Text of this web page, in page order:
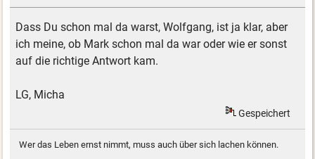
Dass Du schon mal da warst, Wolfgang, ist ja klar, aber
ich meine, ob Mark schon mal da war oder wie er sonst
auf die richtige Antwort kam.
LG, Micha
Gespeichert
Wer das Leben ernst nimmt, muss auch über sich lachen können.